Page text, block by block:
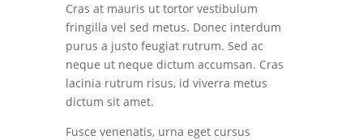
Cras at mauris ut tortor vestibulum
fringilla vel sed metus. Donec interdum
purus a justo feugiat rutrum. Sed ac
neque ut neque dictum accumsan. Cras
lacinia rutrum risus, id viverra metus
dictum sit amet.
Fusce venenatis, urna eget cursus